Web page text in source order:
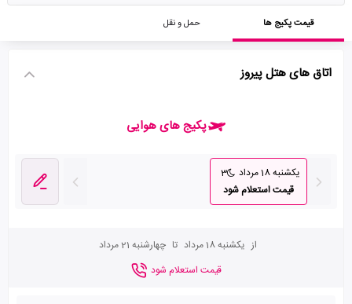
قیمت پکیج ها حمل و نقل
اتاق های هتل پیروز
پکیج های هوایی
یکشنبه 18 مرداد
3
قیمت استعلام شود
از یکشنبه 18 مرداد تا چهارشنبه 21 مرداد
قیمت استعلام شود